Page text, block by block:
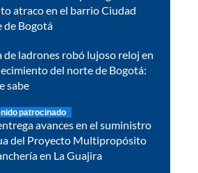
atraco en el barrio Ciudad
de Bogotá
de ladrones robó lujoso reloj en
del norte de Bogotá:
sabe
patrocinado
avances en el suministro
del Proyecto Multipropósito
en La Guajira